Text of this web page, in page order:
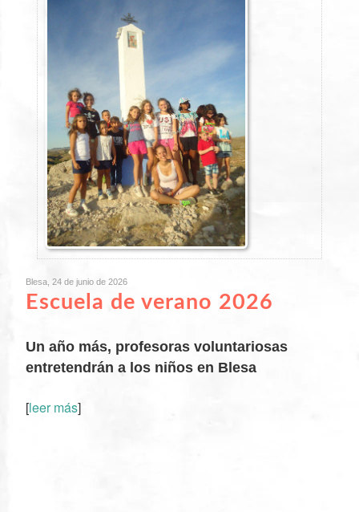
Blesa, 24 de junio de 2026
Escuela de verano 2026
Un año más, profesoras voluntariosas
entretendrán a los niños en Blesa
[leer más]